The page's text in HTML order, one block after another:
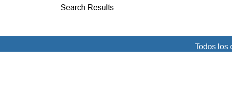
Search Results
Todos los